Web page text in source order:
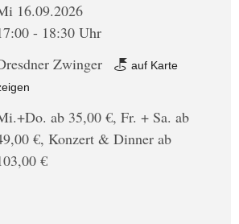
16.09.2026
- 18:30 Uhr
Zwinger
auf Karte
ab 35,00 €, Fr. + Sa. ab
€, Konzert & Dinner ab
€